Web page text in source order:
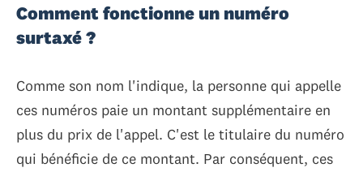
Comment fonctionne un numéro
surtaxé ?
Comme son nom l'indique, la personne qui appelle
ces numéros paie un montant supplémentaire en
plus du prix de l'appel. C'est le titulaire du numéro
qui bénéficie de ce montant. Par conséquent, ces